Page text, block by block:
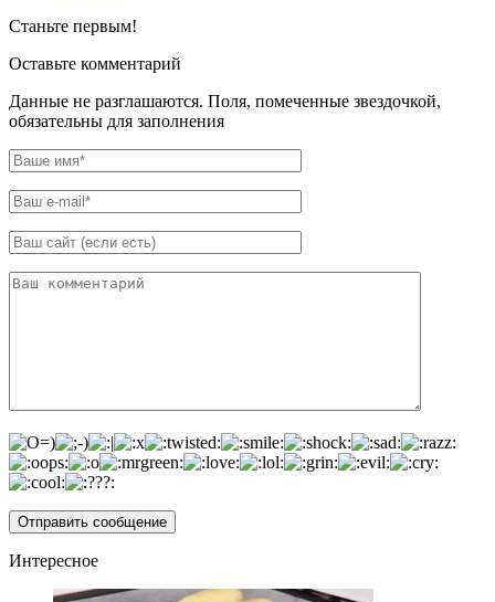
Станьте первым!
Оставьте комментарий
Данные не разглашаются. Поля, помеченные звездочкой,
обязательны для заполнения
Интересное